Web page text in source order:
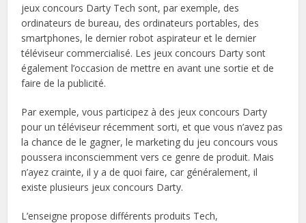
jeux concours Darty Tech sont, par exemple, des
ordinateurs de bureau, des ordinateurs portables, des
smartphones, le dernier robot aspirateur et le dernier
téléviseur commercialisé. Les jeux concours Darty sont
également l’occasion de mettre en avant une sortie et de
faire de la publicité.
Par exemple, vous participez à des jeux concours Darty
pour un téléviseur récemment sorti, et que vous n’avez pas
la chance de le gagner, le marketing du jeu concours vous
poussera inconsciemment vers ce genre de produit. Mais
n’ayez crainte, il y a de quoi faire, car généralement, il
existe plusieurs jeux concours Darty.
L’enseigne propose différents produits Tech,